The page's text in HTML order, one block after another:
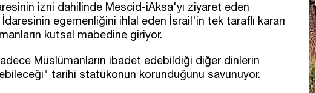
izni dahilinde Mescid-iAksa'yı ziyaret eden
egemenliğini ihlal eden İsrail'in tek taraflı kararı
kutsal mabedine giriyor.
Müslümanların ibadet edebildiği diğer dinlerin
tarihi statükonun korunduğunu savunuyor.